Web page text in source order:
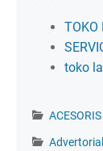
TOKO
toko
ACESORIS
Advertorial